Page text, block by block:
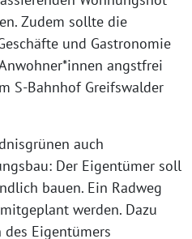
Zudem sollte die
und Gastronomie
angstfrei
S-Bahnhof Greifswalder
auch
Der Eigentümer soll
bauen. Ein Radweg
werden. Dazu
Eigentümers